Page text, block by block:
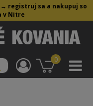
→ registruj sa a nakupuj so
v Nitre
0